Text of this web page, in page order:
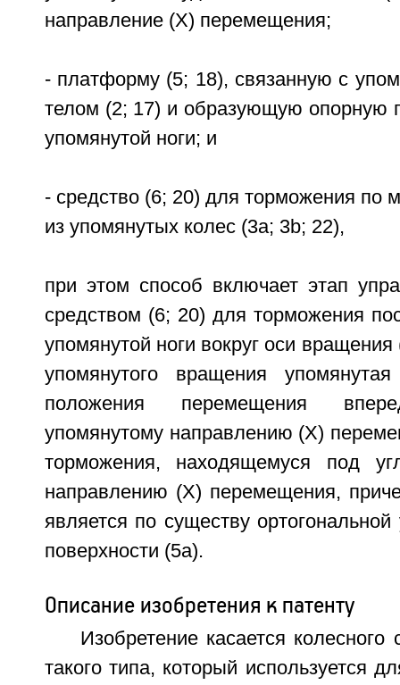
направление (X) перемещения;
- платформу (5; 18), связанную с
телом (2; 17) и образующую опорную
упомянутой ноги; и
- средство (6; 20) для торможения по
из упомянутых колес (3а; 3b; 22),
при этом способ включает этап
средством (6; 20) для торможения
упомянутой ноги вокруг оси
упомянутого вращения
положения перемещения
упомянутому направлению (X)
торможения, находящемуся под
направлению (X) перемещения,
является по существу
поверхности (5а).
Описание изобретения к патенту
Изобретение касается колесного
такого типа, который используется